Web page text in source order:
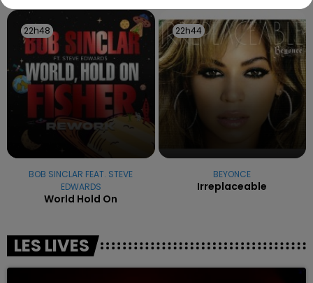
22h48
22h48
BOB SINCLAR FEAT. STEVE
EDWARDS
World Hold On
22h44
22h44
BEYONCE
Irreplaceable
LES LIVES